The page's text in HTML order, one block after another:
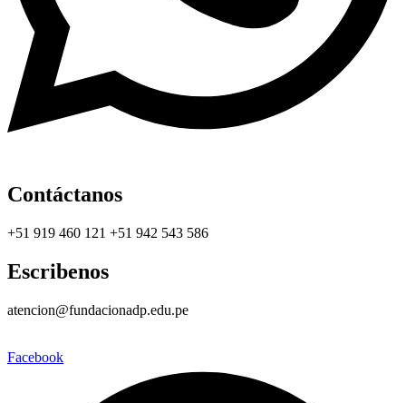
Contáctanos
+51 919 460 121 +51 942 543 586
Escribenos
atencion@fundacionadp.edu.pe
Facebook